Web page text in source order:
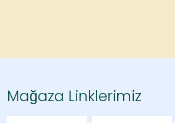
Mağaza Linklerimiz